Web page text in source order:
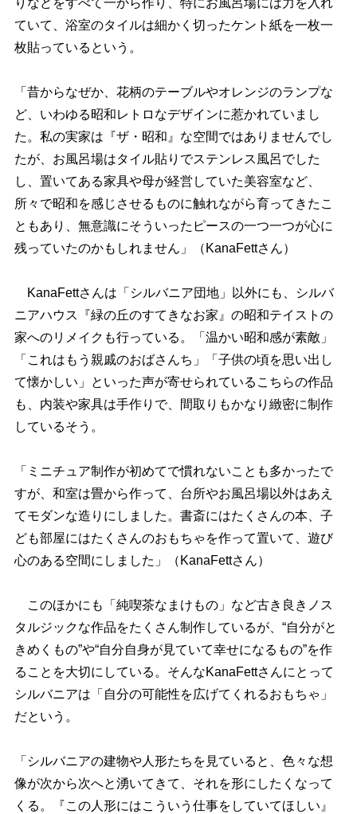
りなどをすべて一から作り、特にお風呂場には力を入れ
ていて、浴室のタイルは細かく切ったケント紙を一枚一
枚貼っているという。
「昔からなぜか、花柄のテーブルやオレンジのランプな
ど、いわゆる昭和レトロなデザインに惹かれていまし
た。私の実家は『ザ・昭和』な空間ではありませんでし
たが、お風呂場はタイル貼りでステンレス風呂でした
し、置いてある家具や母が経営していた美容室など、
所々で昭和を感じさせるものに触れながら育ってきたこ
ともあり、無意識にそういったピースの一つ一つが心に
残っていたのかもしれません」（KanaFettさん）
KanaFettさんは「シルバニア団地」以外にも、シルバ
ニアハウス『緑の丘のすてきなお家』の昭和テイストの
家へのリメイクも行っている。「温かい昭和感が素敵」
「これはもう親戚のおばさんち」「子供の頃を思い出し
て懐かしい」といった声が寄せられているこちらの作品
も、内装や家具は手作りで、間取りもかなり緻密に制作
しているそう。
「ミニチュア制作が初めてで慣れないことも多かったで
すが、和室は畳から作って、台所やお風呂場以外はあえ
てモダンな造りにしました。書斎にはたくさんの本、子
ども部屋にはたくさんのおもちゃを作って置いて、遊び
心のある空間にしました」（KanaFettさん）
このほかにも「純喫茶なまけもの」など古き良きノス
タルジックな作品をたくさん制作しているが、“自分がと
きめくもの”や“自分自身が見ていて幸せになるもの”を作
ることを大切にしている。そんなKanaFettさんにとって
シルバニアは「自分の可能性を広げてくれるおもちゃ」
だという。
「シルバニアの建物や人形たちを見ていると、色々な想
像が次から次へと湧いてきて、それを形にしたくなって
くる。『この人形にはこういう仕事をしていてほしい』